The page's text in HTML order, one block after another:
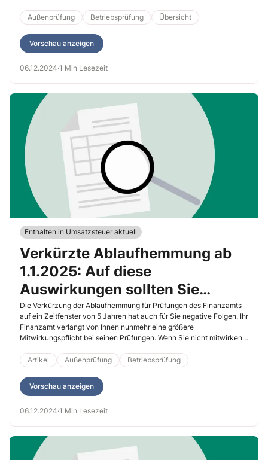
Muster erstellt.
Außenprüfung Betriebsprüfung Übersicht
Vorschau anzeigen
06.12.2024·1 Min Lesezeit
Enthalten in Umsatzsteuer aktuell
Verkürzte Ablaufhemmung ab
1.1.2025: Auf diese
Auswirkungen sollten Sie
vorbereitet sein
Die Verkürzung der Ablaufhemmung für Prüfungen des Finanzamts
auf ein Zeitfenster von 5 Jahren hat auch für Sie negative Folgen. Ihr
Finanzamt verlangt von Ihnen nunmehr eine größere
Mitwirkungspflicht bei seinen Prüfungen. Wenn Sie nicht mitwirken,
Artikel
Außenprüfung Betriebsprüfung
Vorschau anzeigen
06.12.2024·1 Min Lesezeit